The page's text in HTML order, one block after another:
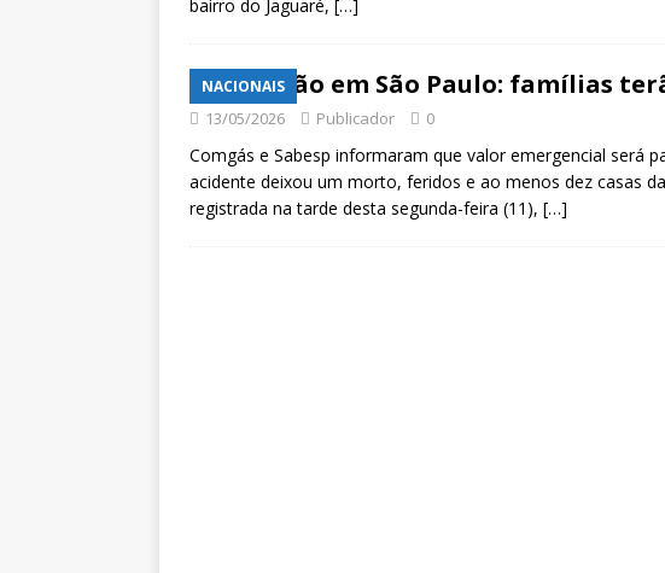
bairro do Jaguaré, […]
NACIONAIS
Explosão em São Paulo: famílias
13/05/2026 Publicador 0
Comgás e Sabesp informaram que valor emergencial será
acidente deixou um morto, feridos e ao menos dez casas
registrada na tarde desta segunda-feira (11), […]